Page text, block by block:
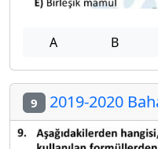
A B
9 2019-2020